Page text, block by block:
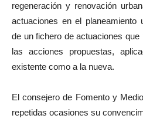
regeneración y renovación
actuaciones en el planeamiento
de un fichero de actuaciones
las acciones propuestas,
existente como a la nueva.
El consejero de Fomento y
repetidas ocasiones su